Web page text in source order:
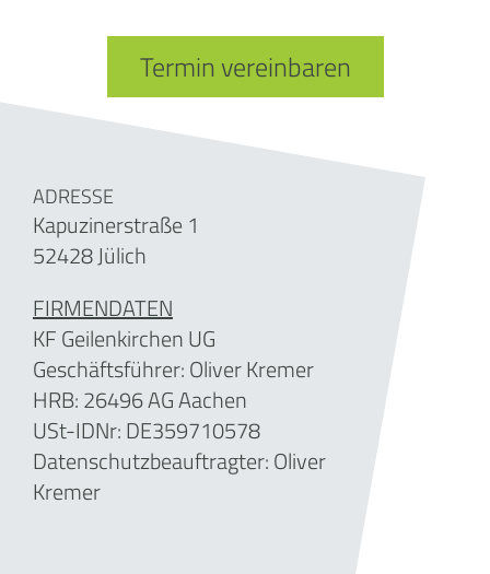
Termin vereinbaren
ADRESSE
Kapuzinerstraße 1
52428 Jülich
FIRMENDATEN
KF Geilenkirchen UG
Geschäftsführer: Oliver Kremer
HRB:26496AG Aachen
USt-IDNr:DE359710578
Datenschutzbeauftragter: Oliver
Kremer